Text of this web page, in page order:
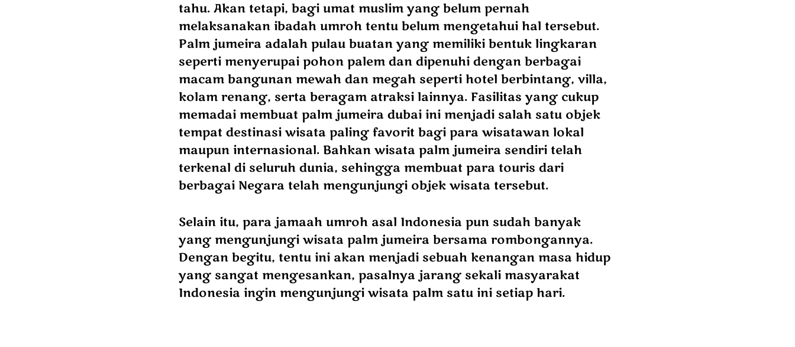
tahu. Akan tetapi, bagi umat muslim yang belum pernah
melaksanakan ibadah umroh tentu belum mengetahui hal tersebut.
Palm jumeira adalah pulau buatan yang memiliki bentuk lingkaran
seperti menyerupai pohon palem dan dipenuhi dengan berbagai
macam bangunan mewah dan megah seperti hotel berbintang, villa,
kolam renang, serta beragam atraksi lainnya. Fasilitas yang cukup
memadai membuat palm jumeira dubai ini menjadi salah satu objek
tempat destinasi wisata paling favorit bagi para wisatawan lokal
maupun internasional. Bahkan wisata palm jumeira sendiri telah
terkenal di seluruh dunia, sehingga membuat para touris dari
berbagai Negara telah mengunjungi objek wisata tersebut.
Selain itu, para jamaah umroh asal Indonesia pun sudah banyak
yang mengunjungi wisata palm jumeira bersama rombongannya.
Dengan begitu, tentu ini akan menjadi sebuah kenangan masa hidup
yang sangat mengesankan, pasalnya jarang sekali masyarakat
Indonesia ingin mengunjungi wisata palm satu ini setiap hari.